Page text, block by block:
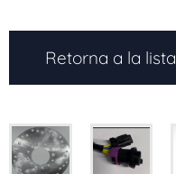
Retorna a la lista